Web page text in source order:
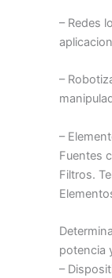
– Redes
–
–
Fuentes
Filtros.
potencia
–